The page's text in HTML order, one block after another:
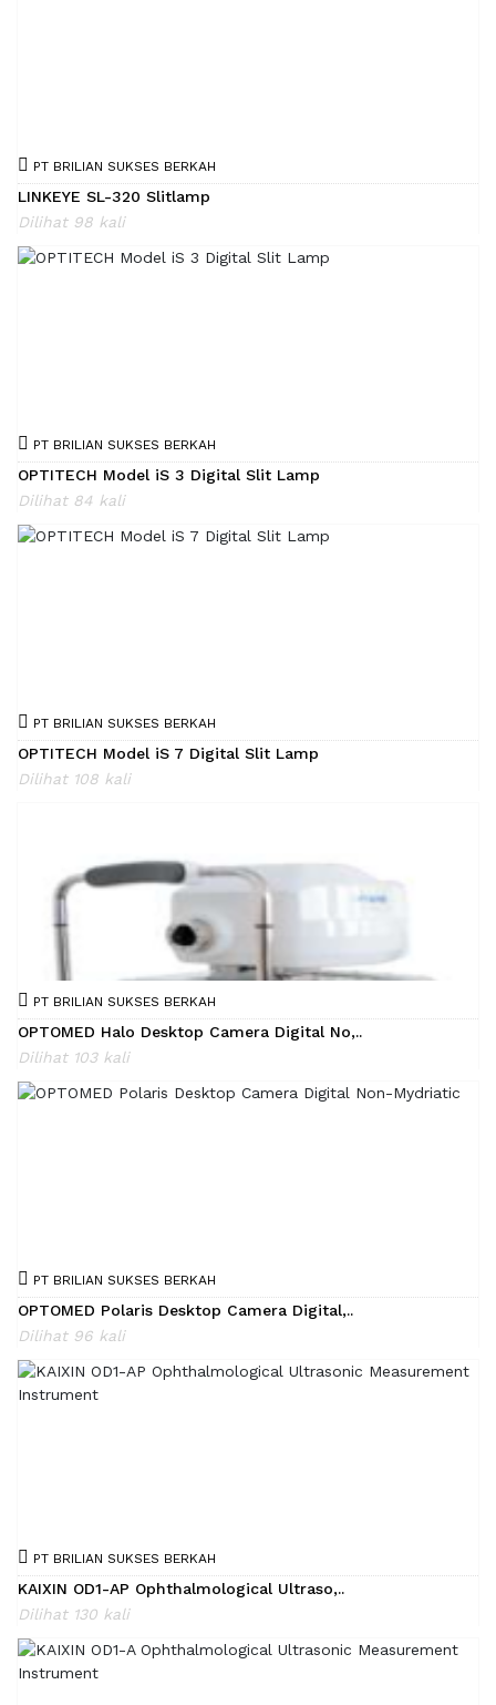
PT BRILIAN SUKSES BERKAH
LINKEYE SL-320 Slitlamp
Dilihat 98 kali
PT BRILIAN SUKSES BERKAH
OPTITECH Model iS 3 Digital Slit Lamp
Dilihat 84 kali
PT BRILIAN SUKSES BERKAH
OPTITECH Model iS 7 Digital Slit Lamp
Dilihat 108 kali
PT BRILIAN SUKSES BERKAH
OPTOMED Halo Desktop Camera Digital No,..
Dilihat 103 kali
PT BRILIAN SUKSES BERKAH
OPTOMED Polaris Desktop Camera Digital,..
Dilihat 96 kali
PT BRILIAN SUKSES BERKAH
KAIXIN OD1-AP Ophthalmological Ultraso,..
Dilihat 130 kali